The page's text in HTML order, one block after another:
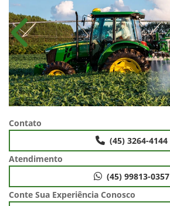
Anterior
Contato
(45) 3264-4144
Atendimento
(45) 99813-0357
Conte Sua Experiência Conosco